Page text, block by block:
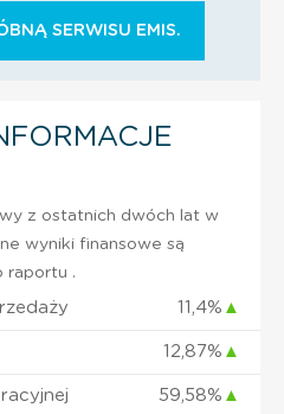
SERWISU EMIS.
z ostatnich dwóch lat w
wyniki finansowe są
raportu .
11,4% ▲
12,87% ▲
59,58% ▲